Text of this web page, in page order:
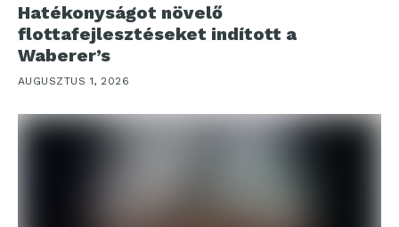
Hatékonyságot növelő
flottafejlesztéseket indított a
Waberer’s
AUGUSZTUS 1, 2026